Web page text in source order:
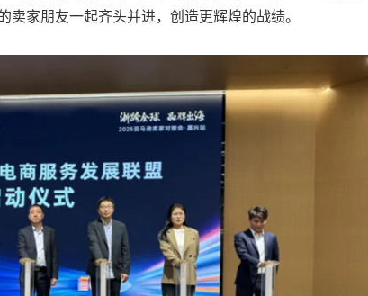
家朋友一起齐头并进，创造更辉煌的战绩。